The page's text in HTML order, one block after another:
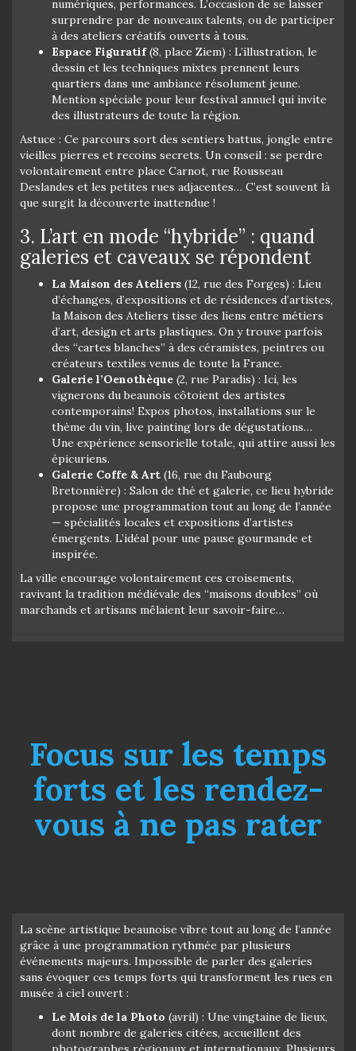
numériques, performances. L’occasion de se laisser
surprendre par de nouveaux talents, ou de participer
à des ateliers créatifs ouverts à tous.
Espace Figuratif(8, place Ziem) : L’illustration, le
dessin et les techniques mixtes prennent leurs
quartiers dans une ambiance résolument jeune.
Mention spéciale pour leur festival annuel qui invite
des illustrateurs de toute la région.
Astuce : Ce parcours sort des sentiers battus, jongle entre
vieilles pierres et recoins secrets. Un conseil : se perdre
volontairement entre place Carnot, rue Rousseau
Deslandes et les petites rues adjacentes… C’est souvent là
que surgit la découverte inattendue !
3. L’art en mode “hybride” : quand
galeries et caveaux se répondent
La Maison des Ateliers (12, rue des Forges) : Lieu
d’échanges, d’expositions et de résidences d’artistes,
la Maison des Ateliers tisse des liens entre métiers
d’art, design et arts plastiques. On y trouve parfois
des “cartes blanches” à des céramistes, peintres ou
créateurs textiles venus de toute la France.
Galerie l’Oenothèque (2, rue Paradis) : Ici, les
vignerons du beaunois côtoient des artistes
contemporains! Expos photos, installations sur le
thème du vin, live painting lors de dégustations…
Une expérience sensorielle totale, qui attire aussi les
épicuriens.
Galerie Coffe & Art (16, rue du Faubourg
Bretonnière) : Salon de thé et galerie, ce lieu hybride
propose une programmation tout au long de l’année
— spécialités locales et expositions d’artistes
émergents. L’idéal pour une pause gourmande et
inspirée.
La ville encourage volontairement ces croisements,
ravivant la tradition médiévale des “maisons doubles” où
marchands et artisans mêlaient leur savoir-faire…
Focus sur les temps
forts et les rendez-
vous à ne pas rater
La scène artistique beaunoise vibre tout au long de l’année
grâce à une programmation rythmée par plusieurs
événements majeurs. Impossible de parler des galeries
sans évoquer ces temps forts qui transforment les rues en
musée à ciel ouvert :
Le Mois de la Photo (avril) : Une vingtaine de lieux,
dont nombre de galeries citées, accueillent des